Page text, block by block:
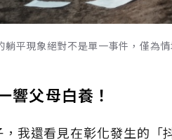
躺平現象絕對不是單一事件，僅為
響父母白養！
，我還看見在彰化發生的「